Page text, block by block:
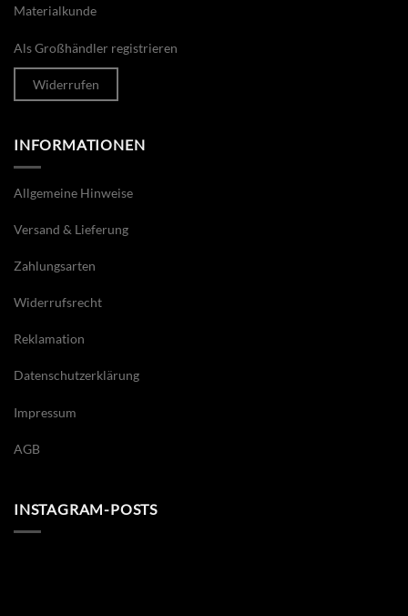
Materialkunde
Als Großhändler registrieren
Widerrufen
INFORMATIONEN
Allgemeine Hinweise
Versand & Lieferung
Zahlungsarten
Widerrufsrecht
Reklamation
Datenschutzerklärung
Impressum
AGB
INSTAGRAM-POSTS